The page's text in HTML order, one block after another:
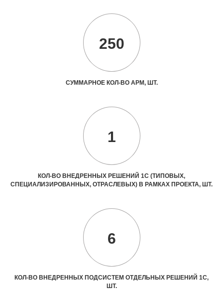
250
СУММАРНОЕ КОЛ-ВО АРМ, ШТ.
1
КОЛ-ВО ВНЕДРЕННЫХ РЕШЕНИЙ 1С (ТИПОВЫХ,
СПЕЦИАЛИЗИРОВАННЫХ, ОТРАСЛЕВЫХ) В РАМКАХ ПРОЕКТА, ШТ.
6
КОЛ-ВО ВНЕДРЕННЫХ ПОДСИСТЕМ ОТДЕЛЬНЫХ РЕШЕНИЙ 1С,
ШТ.